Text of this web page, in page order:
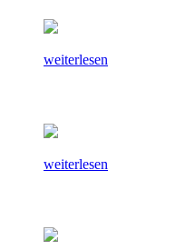
weiterlesen
weiterlesen